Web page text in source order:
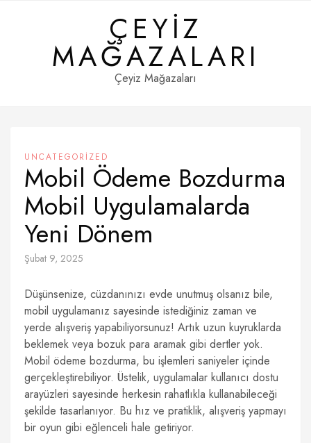
ÇEYIZ
MAĞAZALARI
Çeyiz Mağazaları
UNCATEGORIZED
Mobil Ödeme Bozdurma
Mobil Uygulamalarda
Yeni Dönem
Şubat 9, 2025
Düşünsenize, cüzdanınızı evde unutmuş olsanız bile,
mobil uygulamanız sayesinde istediğiniz zaman ve
yerde alışveriş yapabiliyorsunuz! Artık uzun kuyruklarda
beklemek veya bozuk para aramak gibi dertler yok.
Mobil ödeme bozdurma, bu işlemleri saniyeler içinde
gerçekleştirebiliyor. Üstelik, uygulamalar kullanıcı dostu
arayüzleri sayesinde herkesin rahatlıkla kullanabileceği
şekilde tasarlanıyor. Bu hız ve pratiklik, alışveriş yapmayı
bir oyun gibi eğlenceli hale getiriyor.